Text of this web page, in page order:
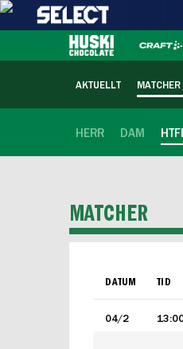
AKTUELLT
HERR DAM
MATCHER
DATUM TID
04/2